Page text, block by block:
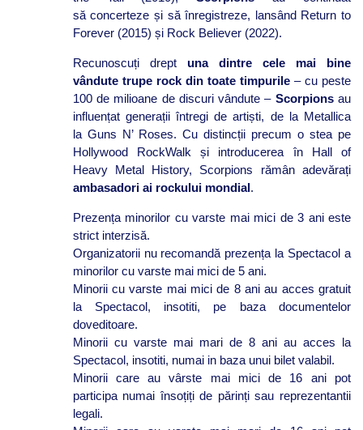
să concerteze și să înregistreze, lansând Return to
Forever (2015) și Rock Believer (2022).
Recunoscuți drept una dintre cele mai bine
vândute trupe rock din toate timpurile– cu peste
100 de milioane de discuri vândute – Scorpionsau
influențat generații întregi de artiști, de la Metallica
la Guns N’ Roses. Cu distincții precum o stea pe
Hollywood RockWalk și introducerea în Hall of
Heavy Metal History, Scorpions rămân adevărați
ambasadori ai rockului mondial.
Prezența minorilor cu varste mai mici de 3 ani este
strict interzisă.
Organizatorii nu recomandă prezența la Spectacol a
minorilor cu varste mai mici de 5 ani.
Minorii cu varste mai mici de 8 ani au acces gratuit
la Spectacol, insotiti, pe baza documentelor
doveditoare.
Minorii cu varste mai mari de 8 ani au acces la
Spectacol, insotiti, numai in baza unui bilet valabil.
Minorii care au vârste mai mici de 16 ani pot
participa numai însoțiți de părinți sau reprezentantii
legali.